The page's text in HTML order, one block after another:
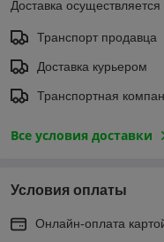
Доставка
Транспорт продавца
Доставка курьером
Транспортная
Все условия доставки
Условия оплаты
Онлайн-оплата